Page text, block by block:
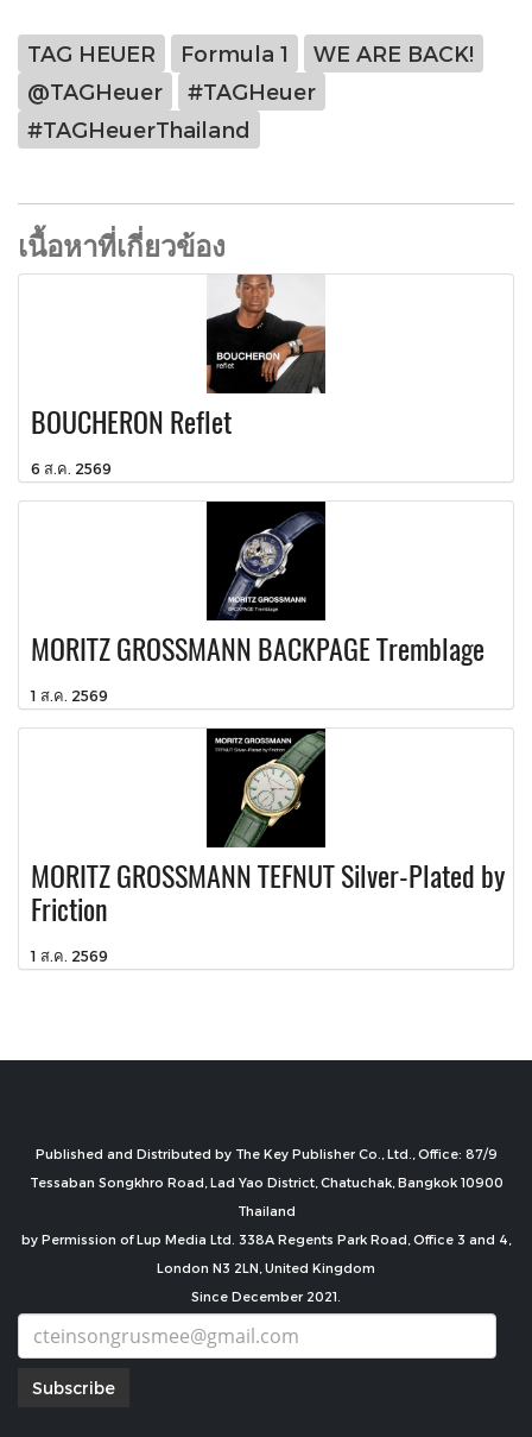
TAG HEUER Formula 1
WE ARE BACK!
@TAGHeuer
#TAGHeuer
#TAGHeuerThailand
เนื้อหาที่เกี่ยวข้อง
BOUCHERON Reflet
6 ส.ค. 2569
MORITZ GROSSMANN BACKPAGE Tremblage
1 ส.ค. 2569
MORITZ GROSSMANN TEFNUT Silver-Plated by
Friction
1 ส.ค. 2569
Published and Distributed by The Key Publisher Co., Ltd., Office: 87/9
Tessaban Songkhro Road, Lad Yao District, Chatuchak, Bangkok 10900
Thailand
by Permission of Lup Media Ltd. 338A Regents Park Road, Office 3 and 4,
London N3 2LN, United Kingdom
Since December 2021.
Subscribe